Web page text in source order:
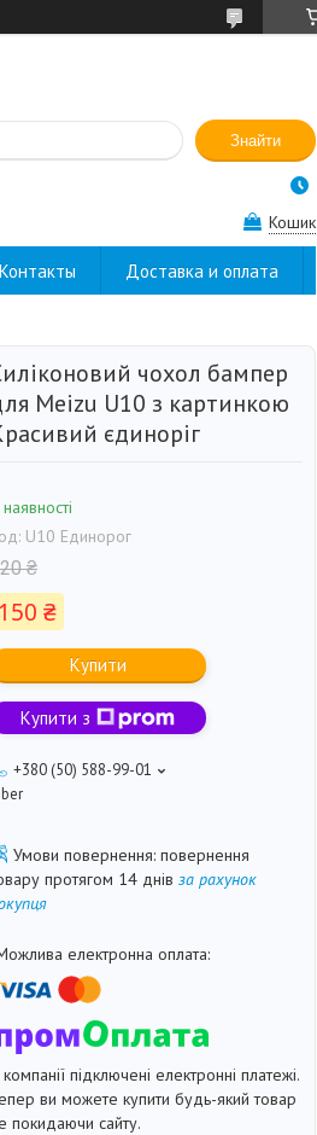
Знайти
Кошик
Контакты Доставка и оплата
чохол бампер
Meizu U10 з картинкою
єдиноріг
U10 Единорог
₴
150 ₴
Купити
Купити з
+380 (50) 588-99-01
повернення
протягом 14 днів за рахунок
підключені електронні платежі.
ви можете купити будь-який товар
покидаючи сайту.